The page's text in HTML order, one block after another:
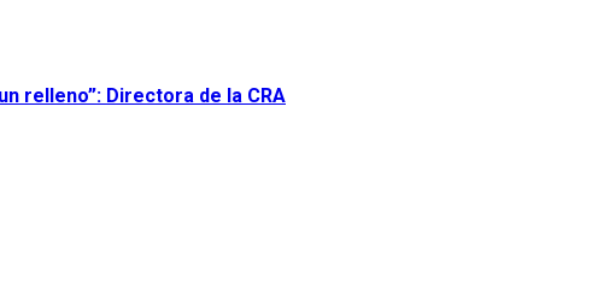
relleno”: Directora de la CRA